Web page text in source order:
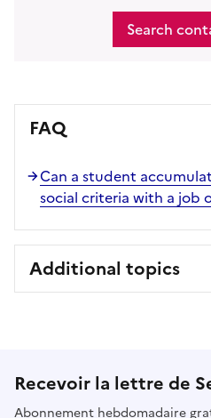
Search
FAQ
Can a student
social criteria with a job
Additional topics
Recevoir la lettre de
Abonnement hebdomadaire